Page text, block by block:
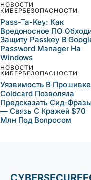
НОВОСТИ
КИБЕРБЕЗОПАСНОСТИ
Pass-Ta-Key: Как
Вредоносное ПО
Защиту Passkey В
Password Manager На
Windows
НОВОСТИ
КИБЕРБЕЗОПАСНОСТИ
Уязвимость В Прошивке
Coldcard Позволяла
Предсказать Сид-Фразы
— Связь С Кражей $70
Млн Под Вопросом